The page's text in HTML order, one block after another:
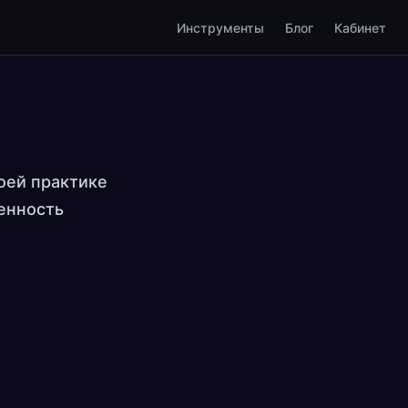
Инструменты Блог Кабинет
практике